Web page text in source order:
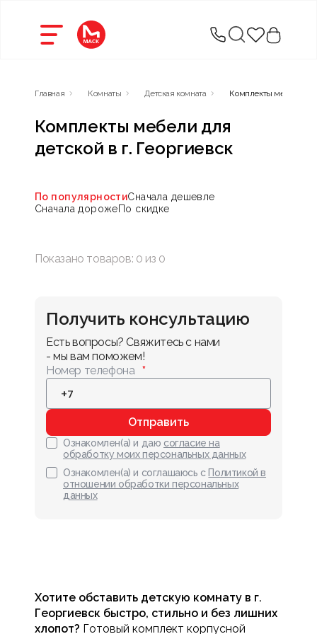
Главная Комнаты Детская комната Комплекты мебели
Комплекты мебели для
детской в г. Георгиевск
По популярностиСначала дешевле
Сначала дорожеПо скидке
Показано товаров: 0 из 0
Получить консультацию
Есть вопросы? Свяжитесь с нами
- мы вам поможем!
Номер телефона
Отправить
Ознакомлен(а) и даю согласие на
обработку моих персональных данных
Ознакомлен(а) и соглашаюсь с Политикой в
отношении обработки персональных
данных
Хотите обставить детскую комнату в г.
Георгиевск быстро, стильно и без лишних
хлопот? Готовый комплект корпусной